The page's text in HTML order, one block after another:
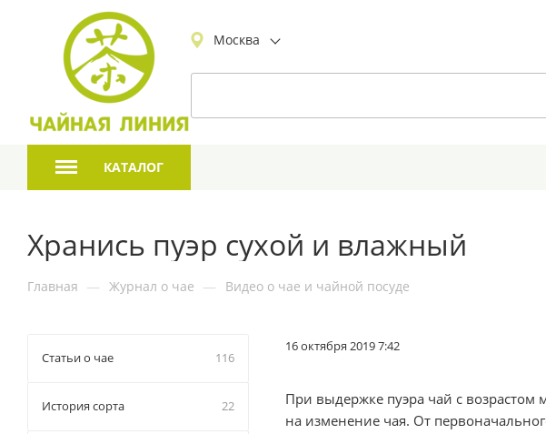
Москва
КАТАЛОГ
Хранись пуэр сухой и влажный
Главная — Журнал о чае — Видео о чае и чайной посуде
16 октября 2019 7:42
При выдержке пуэра чай с возрастом
на изменение чая. От
Статьи о чае 116
История сорта 22